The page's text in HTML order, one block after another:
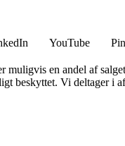
YouTube
en andel af
beskyttet. Vi deltager i